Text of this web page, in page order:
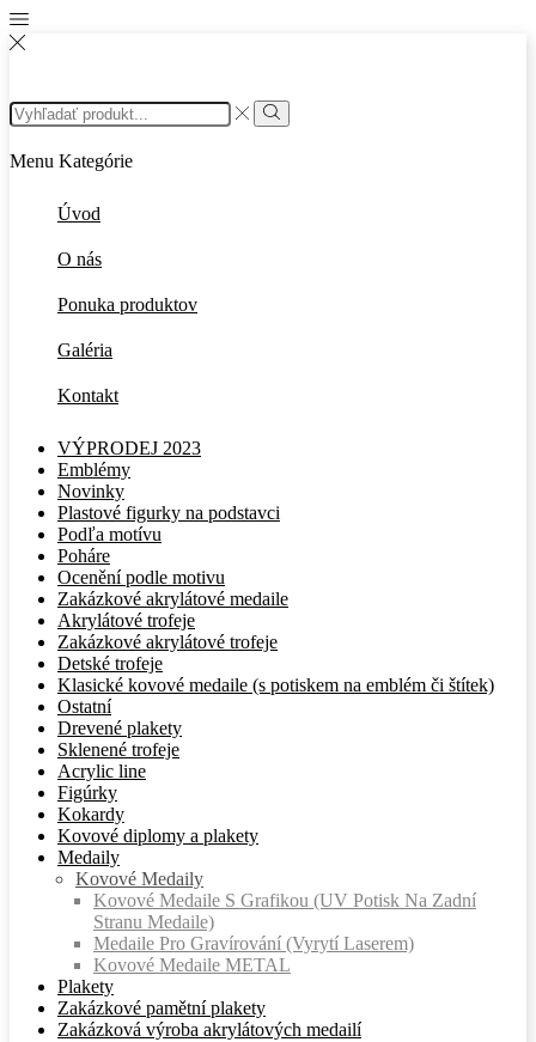
Search
input
Search
Menu Kategórie
Úvod
O nás
Ponuka produktov
Galéria
Kontakt
VÝPRODEJ 2023
Emblémy
Novinky
Plastové figurky na podstavci
Podľa motívu
Poháre
Ocenění podle motivu
Zakázkové akrylátové medaile
Akrylátové trofeje
Zakázkové akrylátové trofeje
Detské trofeje
Klasické kovové medaile (s potiskem na emblém či štítek)
Ostatní
Drevené plakety
Sklenené trofeje
Acrylic line
Figúrky
Kokardy
Kovové diplomy a plakety
Medaily
Kovové Medaily
Kovové Medaile S Grafikou (UV Potisk Na Zadní
Stranu Medaile)
Medaile Pro Gravírování (vyrytí Laserem)
Kovové Medaile METAL
Plakety
Zakázkové pamětní plakety
Zakázková výroba akrylátových medailí